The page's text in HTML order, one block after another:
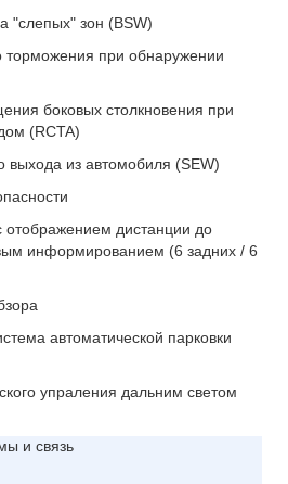
"слепых" зон (BSW)
торможения при обнаружении
боковых столкновения при
(RCTA)
выхода из автомобиля (SEW)
отображением дистанции до
информированием (6 задних / 6
автоматической парковки
упраления дальним светом
и связь